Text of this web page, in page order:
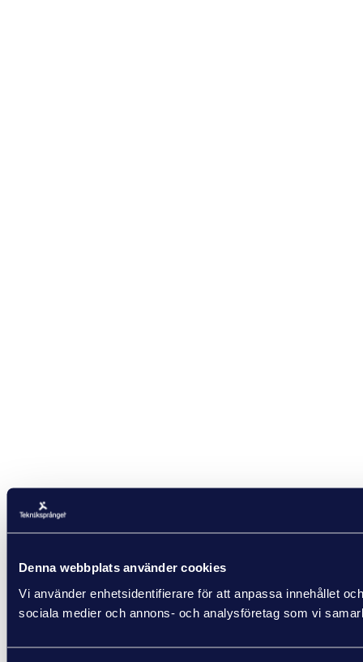
Denna webbplats använder cookies
Vi använder enhetsidentifierare för att anpassa innehållet
sociala medier och annons- och analysföretag som vi